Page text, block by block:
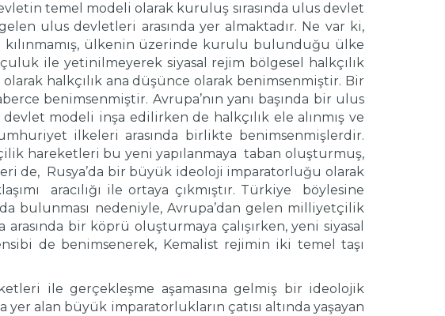
temel modeli olarak kuruluş sırasında ulus devlet
ulus devletleri arasında yer almaktadır. Ne var ki,
ülkenin üzerinde kurulu bulunduğu ülke
ile yetinilmeyerek siyasal rejim bölgesel halkçılık
halkçılık ana düşünce olarak benimsenmiştir. Bir
benimsenmiştir. Avrupa’nın yanı başında bir ulus
modeli inşa edilirken de halkçılık ele alınmış ve
ilkeleri arasında birlikte benimsenmişlerdir.
hareketleri bu yeni yapılanmaya taban oluşturmuş,
de, Rusya’da bir büyük ideoloji imparatorluğu olarak
aracılığı ile ortaya çıkmıştır. Türkiye böylesine
bulunması nedeniyle, Avrupa’dan gelen milliyetçilik
bir köprü oluşturmaya çalışırken, yeni siyasal
de benimsenerek, Kemalist rejimin iki temel taşı
ile gerçekleşme aşamasına gelmiş bir ideolojik
alan büyük imparatorlukların çatısı altında yaşayan